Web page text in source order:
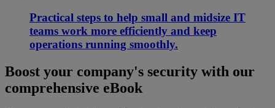
Practical steps to help small and midsize IT
teams work more efficiently and keep
operations running smoothly.
Boost your company's security with our
comprehensive eBook